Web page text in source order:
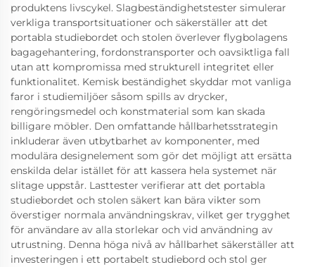
produktens livscykel. Slagbeständighetstester simulerar
verkliga transportsituationer och säkerställer att det
portabla studiebordet och stolen överlever flygbolagens
bagagehantering, fordonstransporter och oavsiktliga fall
utan att kompromissa med strukturell integritet eller
funktionalitet. Kemisk beständighet skyddar mot vanliga
faror i studiemiljöer såsom spills av drycker,
rengöringsmedel och konstmaterial som kan skada
billigare möbler. Den omfattande hållbarhetsstrategin
inkluderar även utbytbarhet av komponenter, med
modulära designelement som gör det möjligt att ersätta
enskilda delar istället för att kassera hela systemet när
slitage uppstår. Lasttester verifierar att det portabla
studiebordet och stolen säkert kan bära vikter som
överstiger normala användningskrav, vilket ger trygghet
för användare av alla storlekar och vid användning av
utrustning. Denna höga nivå av hållbarhet säkerställer att
investeringen i ett portabelt studiebord och stol ger